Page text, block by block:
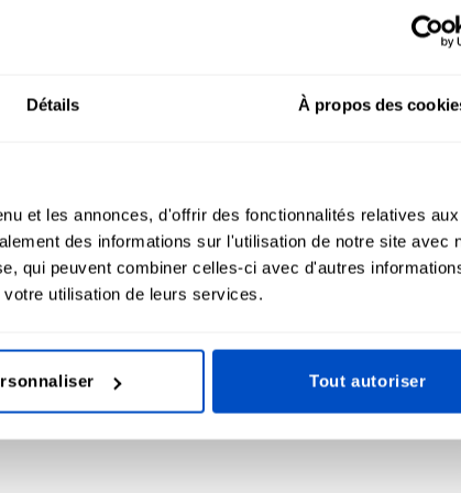
Détails À propos des
et les annonces, d'offrir des fonctionnalités relatives
des informations sur l'utilisation de notre site avec
qui peuvent combiner celles-ci avec d'autres
utilisation de leurs services.
Tout autoriser
Remboursement total si vous n'êtes pas
tissés
! Commencez avec des écussons tissés
dizaines ou de quelques milliers.